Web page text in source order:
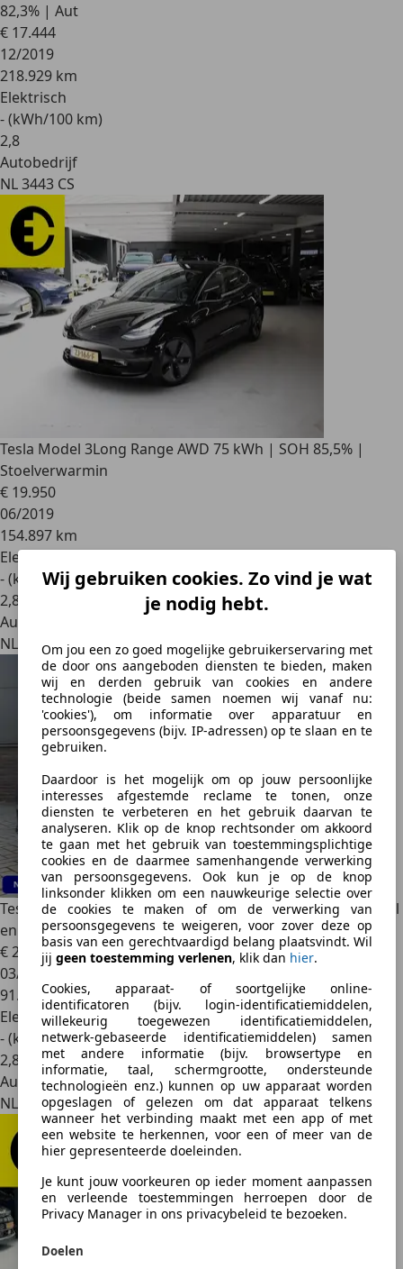
Wij gebruiken cookies. Zo vind je wat
je nodig hebt.
Om jou een zo goed mogelijke gebruikerservaring met
de door ons aangeboden diensten te bieden, maken
wij en derden gebruik van cookies en andere
technologie (beide samen noemen wij vanaf nu:
'cookies'), om informatie over apparatuur en
persoonsgegevens (bijv. IP-adressen) op te slaan en te
gebruiken.
Daardoor is het mogelijk om op jouw persoonlijke
interesses afgestemde reclame te tonen, onze
diensten te verbeteren en het gebruik daarvan te
analyseren. Klik op de knop rechtsonder om akkoord
te gaan met het gebruik van toestemmingsplichtige
cookies en de daarmee samenhangende verwerking
van persoonsgegevens. Ook kun je op de knop
linksonder klikken om een nauwkeurige selectie over
de cookies te maken of om de verwerking van
persoonsgegevens te weigeren, voor zover deze op
basis van een gerechtvaardigd belang plaatsvindt. Wil
jij geen toestemming verlenen, klik dan hier.
Cookies, apparaat- of soortgelijke online-
identificatoren (bijv. login-identificatiemiddelen,
willekeurig toegewezen identificatiemiddelen,
netwerk-gebaseerde identificatiemiddelen) samen
met andere informatie (bijv. browsertype en
informatie, taal, schermgrootte, ondersteunde
technologieën enz.) kunnen op uw apparaat worden
opgeslagen of gelezen om dat apparaat telkens
wanneer het verbinding maakt met een app of met
een website te herkennen, voor een of meer van de
hier gepresenteerde doeleinden.
Je kunt jouw voorkeuren op ieder moment aanpassen
en verleende toestemmingen herroepen door de
Privacy Manager in ons privacybeleid te bezoeken.
Doelen
82,3% | Aut
€ 17.444
12/2019
218.929 km
Elektrisch
- (kWh/100 km)
2,8
Autobedrijf
NL 3443 CS
Tesla Model 3Long Range AWD 75 kWh | SOH 85,5% |
Stoelverwarmin
€ 19.950
06/2019
154.897 km
Elektrisch
- (kWh/100 km)
2,8
Autobedrijf
NL 8242 BA
Tesla Model 3Performance AWD 75 kWh | 87% SOH | Stoel
en achter
€ 26.445
03/2021
91.264 km
Elektrisch
- (kWh/100 km)
2,8
Autobedrijf
NL 2841 MK